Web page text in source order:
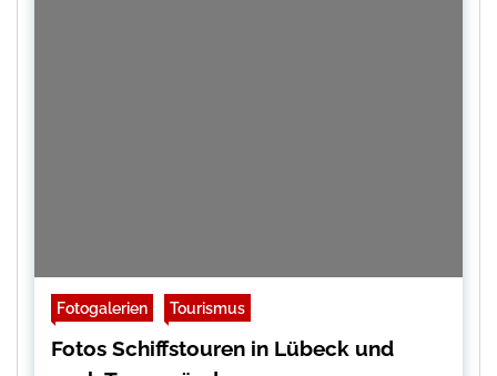
Fotogalerien Tourismus
Fotos Schiffstouren in Lübeck und